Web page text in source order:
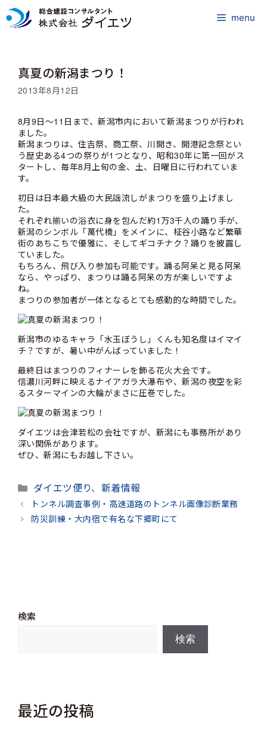
コ
ン
menu
真夏の新潟まつり！
2013年8月12日
8月9日～11日まで、新潟市内において新潟まつりが行われ
ました。
新潟まつりは、住吉祭、商工祭、川開き、開港記念祭とい
う歴史ある4つの祭りが1つとなり、昭和30年に第一回がス
タートし、毎年8月上旬の金、土、日曜日に行われていま
す。
初日は日本最大級の大民謡流しがまつりを盛り上げまし
た。
それぞれ揃いの浴衣に身を包んだ約1万3千人の踊り手が、
新潟のシンボル「萬代橋」をメインに、柾谷小路など繁華
街のあちこちで優雅に、そしてギコチナク？踊りを披露し
ていました。
もちろん、飛び入り参加も可能です。踊る阿呆と見る阿呆
なら、やっぱり、まつりは踊る阿呆の方が楽しいですよ
ね。
まつりの参加者が一体となるとても感動的な時間でした。
新潟市のゆるキャラ「水玉ぼうし」くんも知名度はイマイ
チ？ですが、暑い中がんばっていました！
最終日はまつりのフィナーレを飾る花火大会です。
信濃川河畔に映えるナイアガラ大瀑布や、新潟の夜空を彩
るスターマインの大輪がまさに圧巻でした。
ダイエツは会津若松の会社ですが、新潟にも事務所があり
深い関係があります。
ぜひ、新潟にもお越し下さい。
カ
テ
ゴ
ダイエツ便り、 新着情報
トンネル調査事例・高速道路のトンネル画像診断業務
防災訓練・大内宿で有名な下郷町にて
検索
検索
最近の投稿